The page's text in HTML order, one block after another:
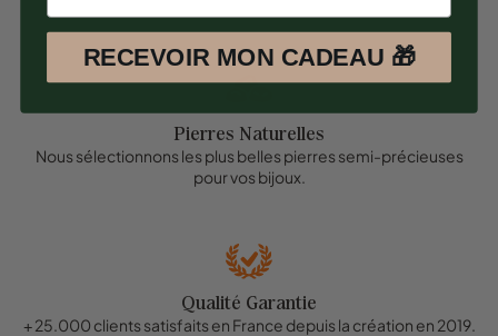
Pierres Naturelles
Nous sélectionnons les plus belles pierres semi-précieuses
pour vos bijoux.
Qualité Garantie
+ 25.000 clients satisfaits en France depuis la création en 2019.
RECEVOIR MON CADEAU 🎁